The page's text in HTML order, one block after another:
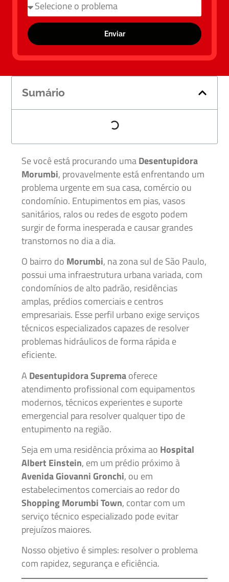
Enviar
Sumário
Se você está procurando umaDesentupidora
Morumbi, provavelmente está enfrentando um
problema urgente em sua casa, comércio ou
condomínio. Entupimentos em pias, vasos
sanitários, ralos ou redes de esgoto podem
surgir de forma inesperada e causar grandes
transtornos no dia a dia.
O bairro do Morumbi, na zona sul de São Paulo,
possui uma infraestrutura urbana variada, com
condomínios de alto padrão, residências
amplas, prédios comerciais e centros
empresariais. Esse perfil urbano exige serviços
técnicos especializados capazes de resolver
problemas hidráulicos de forma rápida e
eficiente.
A Desentupidora Supremaoferece
atendimento profissional com equipamentos
modernos, técnicos experientes e suporte
emergencial para resolver qualquer tipo de
entupimento na região.
Seja em uma residência próxima ao Hospital
Albert Einstein, em um prédio próximo à
Avenida Giovanni Gronchi, ou em
estabelecimentos comerciais ao redor do
Shopping Morumbi Town, contar com um
serviço técnico especializado pode evitar
prejuízos maiores.
Nosso objetivo é simples: resolver o problema
com rapidez, segurança e eficiência.